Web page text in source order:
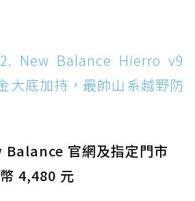
雨靴登場，經典八孔加上全防
14. SKECHERS BADGER
：一踩即穿懶人神器！搭載固特
厚底健走鞋
Brooks Cascadia 19 GTX：注
New Balance Hierro v9
大底加持，最帥山系越野防
Balance 官網及指定門市
4,480 元